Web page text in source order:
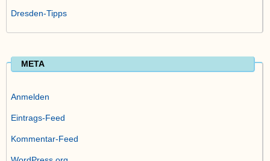
Dresden-Tipps
META
Anmelden
Eintrags-Feed
Kommentar-Feed